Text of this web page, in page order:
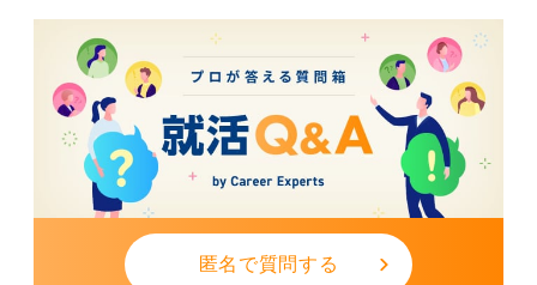
確かめてみることが大切です。そうすると自分なりに納
得できる企業選びができるようになります。
1
匿名で質問する